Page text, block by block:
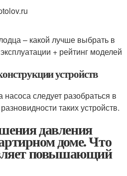
– какой лучше выбрать в
+ рейтинг моделей
устройств
следует разобраться в
таких устройств.
давления
доме. Что
повышающий